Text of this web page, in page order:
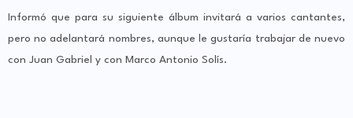
Informó que para su siguiente álbum invitará a varios cantantes,
pero no adelantará nombres, aunque le gustaría trabajar de nuevo
con Juan Gabriel y con Marco Antonio Solís.